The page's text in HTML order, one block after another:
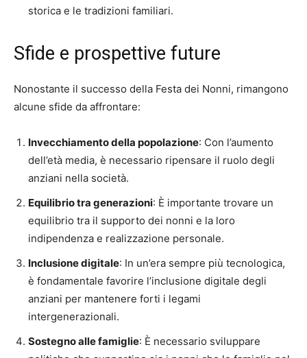
storica e le tradizioni familiari.
Sfide e prospettive future
Nonostante il successo della Festa dei Nonni, rimangono
alcune sfide da affrontare:
Invecchiamento della popolazione: Con l’aumento
dell’età media, è necessario ripensare il ruolo degli
anziani nella società.
Equilibrio tra generazioni: È importante trovare un
equilibrio tra il supporto dei nonni e la loro
indipendenza e realizzazione personale.
Inclusione digitale: In un’era sempre più tecnologica,
è fondamentale favorire l’inclusione digitale degli
anziani per mantenere forti i legami
intergenerazionali.
Sostegno alle famiglie: È necessario sviluppare